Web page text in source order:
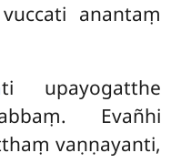
anantaṃ
ti upayogatthe
Evañhi
vaṇṇayanti,